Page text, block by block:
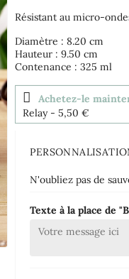
Résistant au micro-
Diamètre : 8.20 cm
Hauteur : 9.50 cm
Contenance : 325 ml
Achetez-le
Relay - 5,50 €
N'oubliez pas de
Texte à la place de